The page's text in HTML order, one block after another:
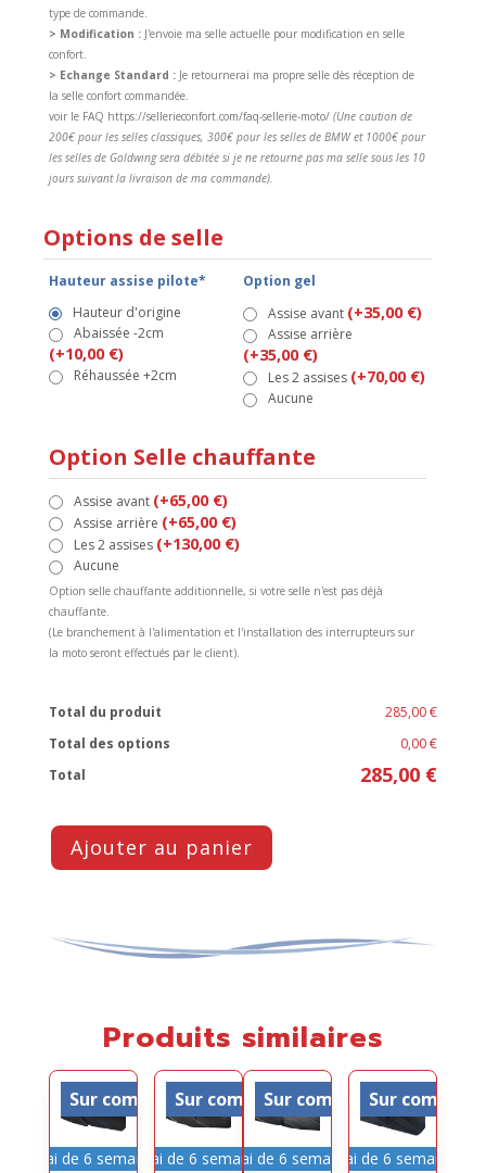
Option Selle chauffante
Assise avant (+65,00 €)
Assise arrière (+65,00 €)
Les 2 assises (+130,00 €)
Aucune
Option selle chauffante additionnelle, si votre selle n'est pas déjà
chauffante.
(Le branchement à l'alimentation et l'installation des interrupteurs sur
la moto seront effectués par le client).
Options de selle
Hauteur assise pilote*
Hauteur d'origine
Abaissée -2cm
(+10,00 €)
Réhaussée +2cm
Option gel
Assise avant (+35,00 €)
Assise arrière
(+35,00 €)
Les 2 assises (+70,00 €)
Aucune
type de commande.
> Modification : J'envoie ma selle actuelle pour modification en selle
confort.
> Echange Standard :Je retournerai ma propre selle dès réception de
la selle confort commandée.
voir le FAQ https://sellerieconfort.com/faq-sellerie-moto/ (Une caution de
200€ pour les selles classiques, 300€ pour les selles de BMW et 1000€ pour
les selles de Goldwing sera débitée si je ne retourne pas ma selle sous les 10
jours suivant la livraison de ma commande).
Total du produit
285,00 €
Total des options
0,00 €
Total
285,00 €
Ajouter au panier
Produits similaires
Sur commande
Délai de 6 semaines
Sur commande
Délai de 6 semaines
Sur commande
Délai de 6 semaines
Sur
Délai de 6 semaines